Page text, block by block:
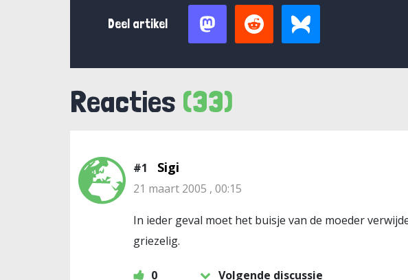
Deel artikel
Reacties (33)
#1 Sigi
21 maart 2005 , 00:15
In ieder geval moet het buisje van de moeder
griezelig.
0 Volgende discussie